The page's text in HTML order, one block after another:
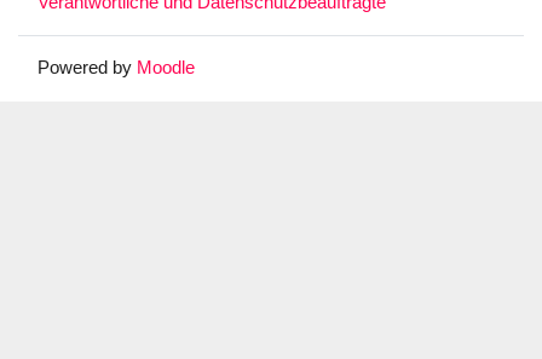
Powered by Moodle